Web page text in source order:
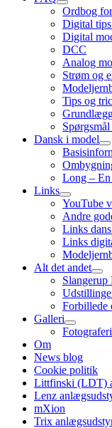
open
child
menu
Ordbog
Digital
Digital
DCC
Analog
Strøm og
Tips og
Dansk i model
Long – En
Links
open
child
menu
YouTube
Andre
Links
Links
Alt det andet
Slangerup
Forbillede
Galleri
open
child
Om
News blog
Cookie politik
Littfinski (LDT)
Lenz
mXion
Trix